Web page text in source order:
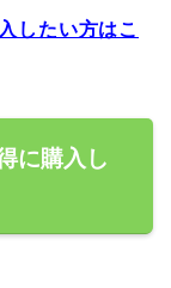
したい方はこ
に購入し